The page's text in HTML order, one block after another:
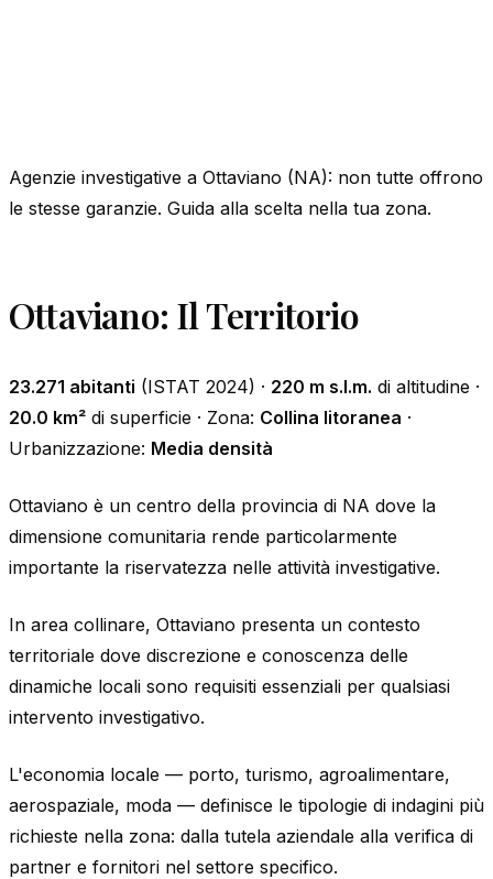
Agenzie investigative a Ottaviano (NA): non tutte offrono
le stesse garanzie. Guida alla scelta nella tua zona.
Ottaviano: Il Territorio
23.271 abitanti (ISTAT 2024) · 220 m s.l.m. di altitudine ·
20.0 km² di superficie · Zona: Collina litoranea ·
Urbanizzazione: Media densità
Ottaviano è un centro della provincia di NA dove la
dimensione comunitaria rende particolarmente
importante la riservatezza nelle attività investigative.
In area collinare, Ottaviano presenta un contesto
territoriale dove discrezione e conoscenza delle
dinamiche locali sono requisiti essenziali per qualsiasi
intervento investigativo.
L'economia locale — porto, turismo, agroalimentare,
aerospaziale, moda — definisce le tipologie di indagini più
richieste nella zona: dalla tutela aziendale alla verifica di
partner e fornitori nel settore specifico.